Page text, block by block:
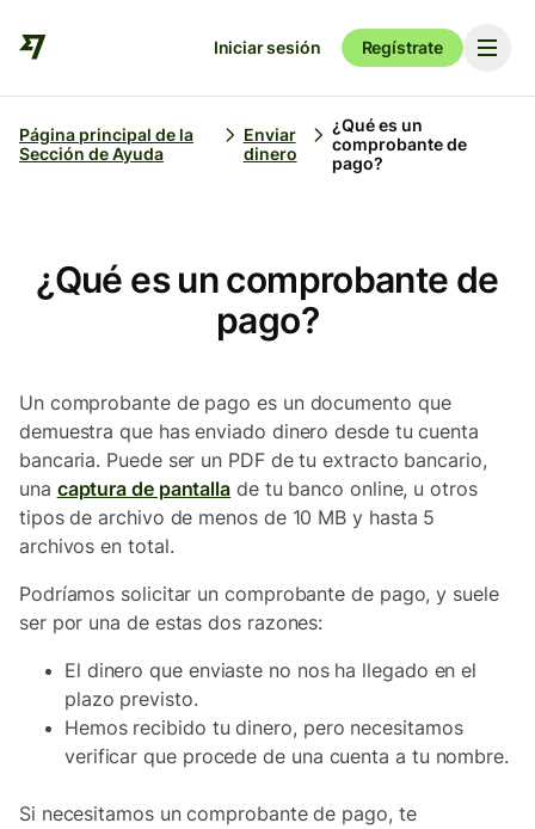
Iniciar sesión Regístrate
Página principal de la
Sección de Ayuda
Enviar
dinero
¿Qué es un
comprobante de
pago?
¿Qué es un comprobante de
pago?
Un comprobante de pago es un documento que
demuestra que has enviado dinero desde tu cuenta
bancaria. Puede ser un PDF de tu extracto bancario,
una captura de pantalla de tu banco online, u otros
tipos de archivo de menos de 10 MB y hasta 5
archivos en total.
Podríamos solicitar un comprobante de pago, y suele
ser por una de estas dos razones:
El dinero que enviaste no nos ha llegado en el
plazo previsto.
Hemos recibido tu dinero, pero necesitamos
verificar que procede de una cuenta a tu nombre.
Si necesitamos un comprobante de pago, te